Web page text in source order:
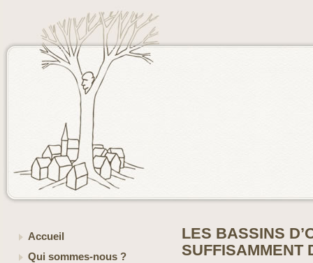
Accueil
Qui sommes-nous ?
LES BASSINS
SUFFISAMMENT